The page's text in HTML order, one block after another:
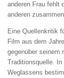
anderen Frau fehlt
anderen
Eine Quellenkritik
Film aus dem
gegenüber seinem
Traditionsquelle. In
Weglassens